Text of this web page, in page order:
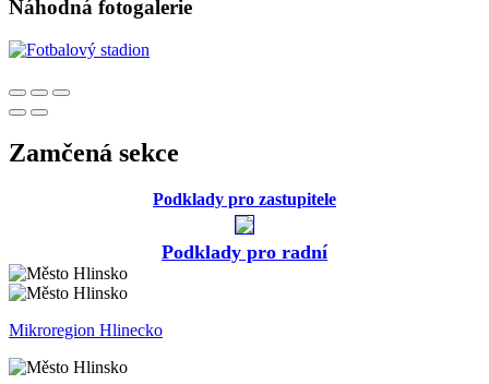
Náhodná fotogalerie
Zamčená sekce
Podklady pro zastupitele
Podklady pro radní
Mikroregion Hlinecko